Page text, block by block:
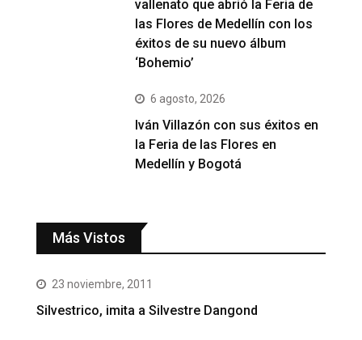
vallenato que abrió la Feria de
las Flores de Medellín con los
éxitos de su nuevo álbum
‘Bohemio’
6 agosto, 2026
Iván Villazón con sus éxitos en
la Feria de las Flores en
Medellín y Bogotá
Más Vistos
23 noviembre, 2011
Silvestrico, imita a Silvestre Dangond